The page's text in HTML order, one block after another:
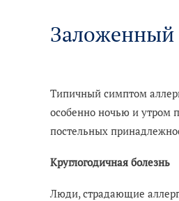
Заложенный
Типичный симптом
особенно ночью и утром
постельных
Круглогодичная болезнь
Люди, страдающие